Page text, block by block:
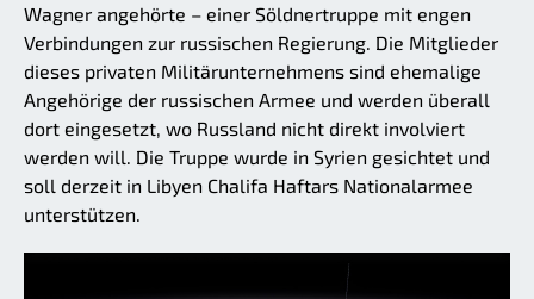
Wagner angehörte – einer Söldnertruppe mit engen
Verbindungen zur russischen Regierung. Die Mitglieder
dieses privaten Militärunternehmens sind ehemalige
Angehörige der russischen Armee und werden überall
dort eingesetzt, wo Russland nicht direkt involviert
werden will. Die Truppe wurde in Syrien gesichtet und
soll derzeit in Libyen Chalifa Haftars Nationalarmee
unterstützen.